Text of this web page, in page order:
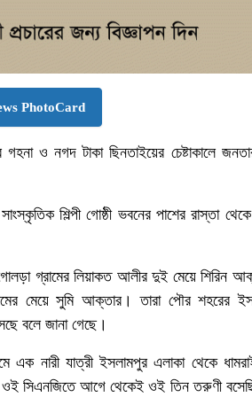
PhotoCard
গহনা ও নগদ টাকা ছিনতাইয়ের চেষ্টাকালে
শিল্পী গোষ্ঠী ভবনের পাশের রাস্তা
গ্রামের লিয়াকত আলীর দুই মেয়ে শিরিন
মেয়ে সুমি আক্তার। তারা পৌর শহরের
বলে জানা গেছে।
এক নারী যাত্রী ইসলামপুর এলাকা থেকে
ওই সিএনজিতে আগে থেকেই ওই তিন তরুণী